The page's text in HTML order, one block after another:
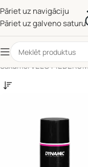
Pāriet uz navigāciju
Pāriet uz galveno saturu
Sākums/VELO